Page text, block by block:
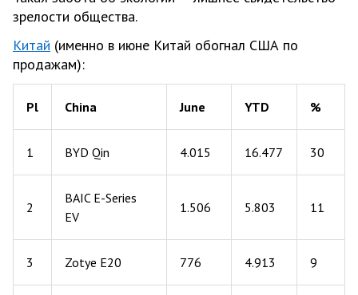
зрелости общества.
Китай (именно в июне Китай обогнал США по
продажам):
Pl China June YTD %
1 BYD Qin 4.015 16.477 30
2
BAIC E-Series
EV
1.506 5.803 11
3 Zotye E20 776 4.913 9